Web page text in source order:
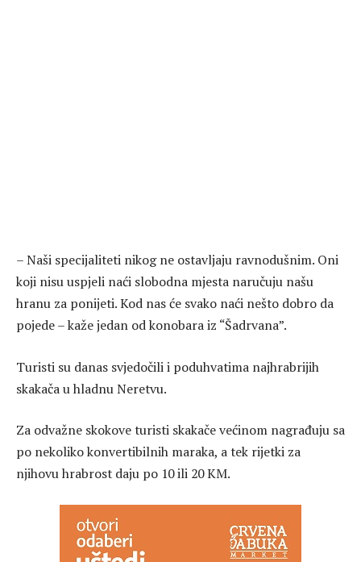
– Naši specijaliteti nikog ne ostavljaju ravnodušnim. Oni
koji nisu uspjeli naći slobodna mjesta naručuju našu
hranu za ponijeti. Kod nas će svako naći nešto dobro da
pojede – kaže jedan od konobara iz “Šadrvana”.
Turisti su danas svjedočili i poduhvatima najhrabrijih
skakača u hladnu Neretvu.
Za odvažne skokove turisti skakače većinom nagrađuju sa
po nekoliko konvertibilnih maraka, a tek rijetki za
njihovu hrabrost daju po 10 ili 20 KM.